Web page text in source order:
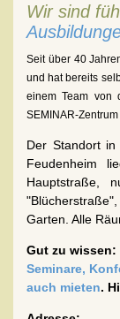
Wir sind
Seit über 40
und hat bereits
einem Team von
SEMINAR-
Der Standort in
Feudenheim
Hauptstraße,
Garten. Alle
Gut zu
Seminare,
auch mieten.